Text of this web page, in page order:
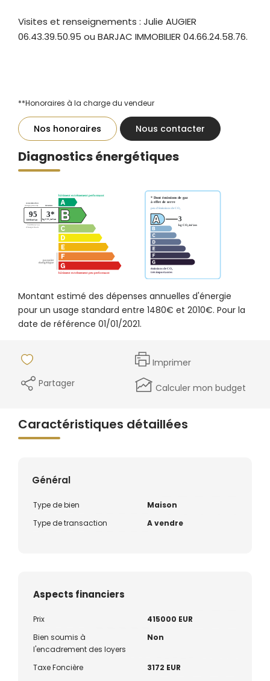
Visites et renseignements : Julie AUGIER
06.43.39.50.95 ou BARJAC IMMOBILIER 04.66.24.58.76.
**Honoraires à la charge du vendeur
Nos honoraires Nous contacter
Diagnostics énergétiques
Montant estimé des dépenses annuelles d'énergie
pour un usage standard entre 1480€ et 2010€. Pour la
date de référence 01/01/2021.
Imprimer
Partager
Calculer mon budget
Caractéristiques détaillées
Général
Type de bien
Maison
Type de transaction
A vendre
Aspects financiers
Prix
415000 EUR
Bien soumis à
l'encadrement des loyers
Non
Taxe Foncière 3172 EUR